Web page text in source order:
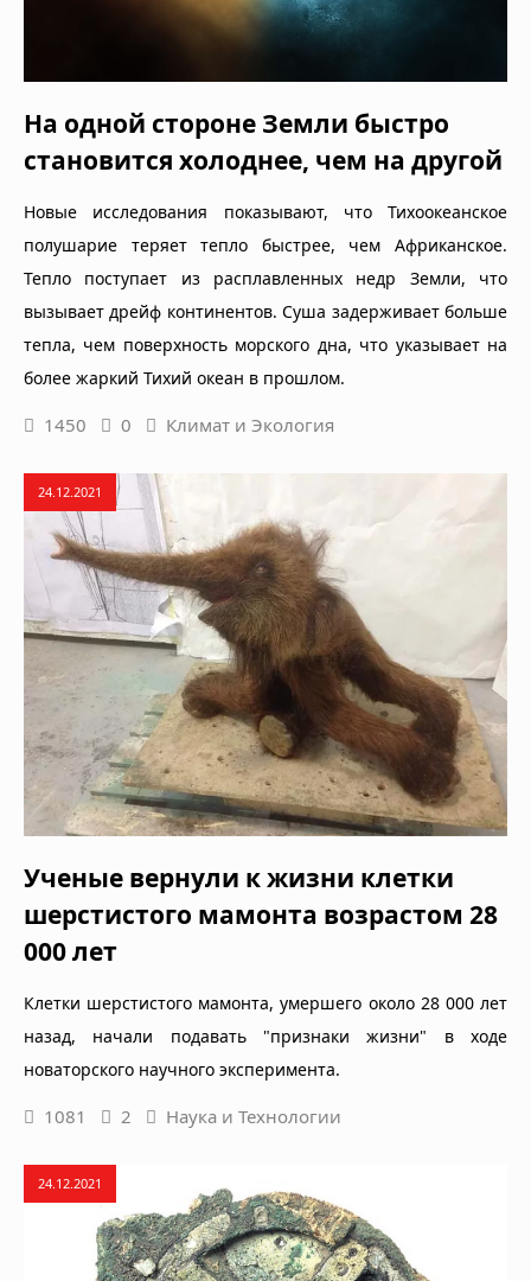
На одной стороне Земли быстро
становится холоднее, чем на другой
Новые исследования показывают, что Тихоокеанское
полушарие теряет тепло быстрее, чем Африканское.
Тепло поступает из расплавленных недр Земли, что
вызывает дрейф континентов. Суша задерживает больше
тепла, чем поверхность морского дна, что указывает на
более жаркий Тихий океан в прошлом.
1450 0 Климат и Экология
24.12.2021
Ученые вернули к жизни клетки
шерстистого мамонта возрастом 28
000 лет
Клетки шерстистого мамонта, умершего около 28 000 лет
назад, начали подавать "признаки жизни" в ходе
новаторского научного эксперимента.
1081 2 Наука и Технологии
24.12.2021